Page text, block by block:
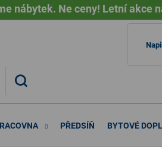
nábytek. Ne ceny! Letní akce
PŘEDSÍŇ BYTOVÉ